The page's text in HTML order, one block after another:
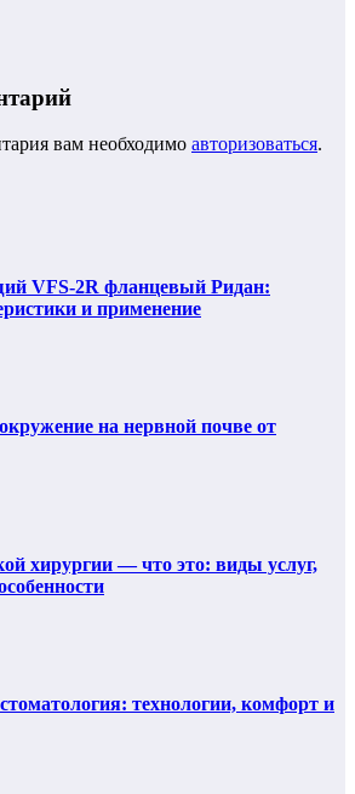
вам необходимо авторизоваться.
VFS-2R фланцевый Ридан:
и применение
на нервной почве от
хирургии — что это: виды услуг,
технологии, комфорт и